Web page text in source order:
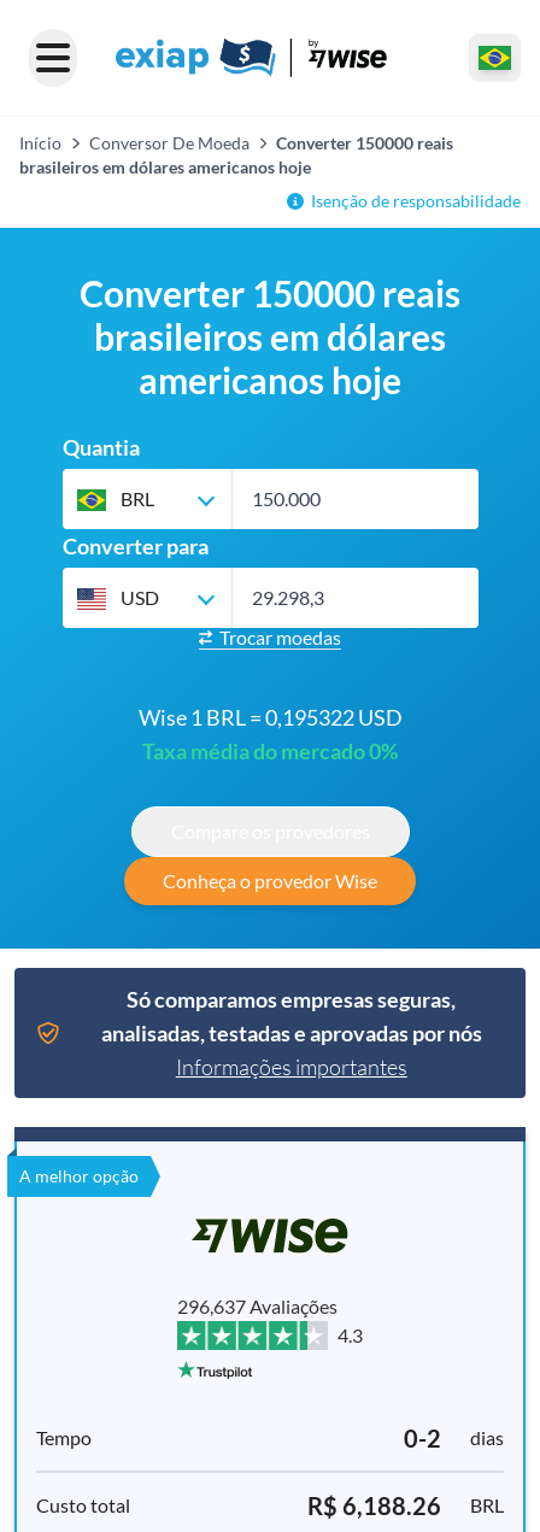
Início Conversor De Moeda
Converter 150000 reais
brasileiros em dólares americanos hoje
Isenção de responsabilidade
Converter 150000 reais
brasileiros em dólares
americanos hoje
Quantia
BRL
Converter para
USD
Trocar moedas
Wise 1 BRL = 0,195322 USD
Taxa média do mercado 0%
Conheça o provedor Wise
Só comparamos empresas seguras,
analisadas, testadas e aprovadas por nós
Informações importantes
A melhor opção
296,637 Avaliações
4.3
0-2 dias
R$ 6,188.26
BRL